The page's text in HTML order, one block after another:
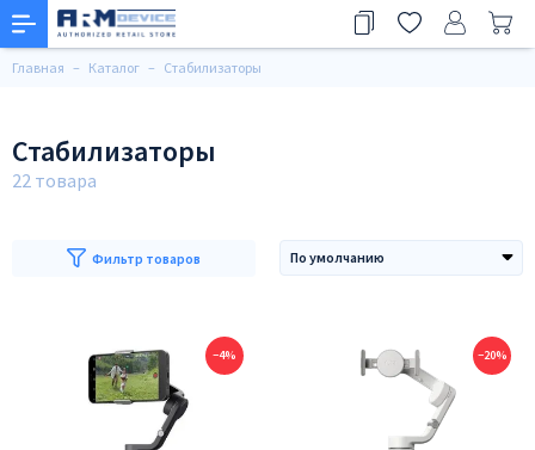
Главная Каталог Стабилизаторы
Стабилизаторы
Фильтр товаров
−4% −20%